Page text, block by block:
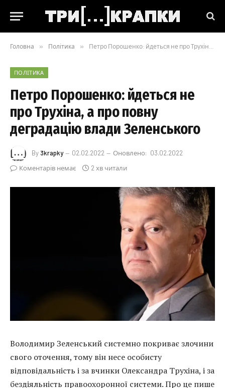
Головна » Політика » Петро Порошенко: йдеться не про Трухіна, а про повну деградацію влади Зеленського
ПОЛІТИКА
Петро Порошенко: йдеться не
про Трухіна, а про повну
деградацію влади Зеленського
By 3krapky 02.02.2022 Оновлено: 03.02.2022
Коментарів немає
2 хв читали
Володимир Зеленський системно покриває злочини
свого оточення, тому він несе особисту
відповідальність і за вчинки Олександра Трухіна, і за
бездіяльність правоохоронної системи. Про це пише